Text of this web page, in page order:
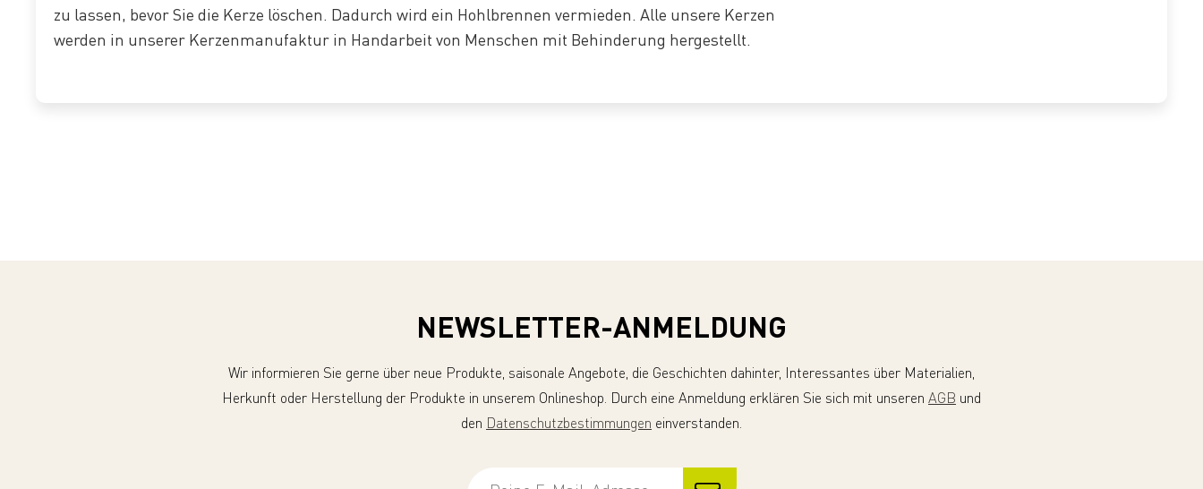
zu lassen, bevor Sie die Kerze löschen. Dadurch wird ein Hohlbrennen vermieden. Alle unsere Kerzen
werden in unserer Kerzenmanufaktur in Handarbeit von Menschen mit Behinderung hergestellt.
NEWSLETTER-ANMELDUNG
Wir informieren Sie gerne über neue Produkte, saisonale Angebote, die Geschichten dahinter, Interessantes über Materialien,
Herkunft oder Herstellung der Produkte in unserem Onlineshop. Durch eine Anmeldung erklären Sie sich mit unseren AGB und
den Datenschutzbestimmungen einverstanden.